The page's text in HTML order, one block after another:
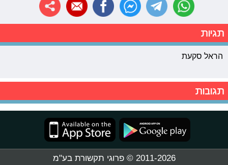
תגיות
הראל סקעת
תגובות
2011-2026 © פרוגי תקשורת בע"מ